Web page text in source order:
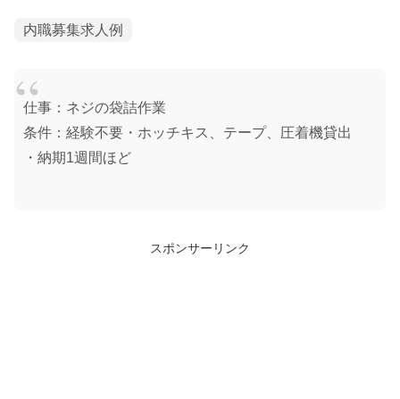
内職募集求人例
仕事：ネジの袋詰作業
条件：経験不要・ホッチキス、テープ、圧着機貸出
・納期1週間ほど
スポンサーリンク